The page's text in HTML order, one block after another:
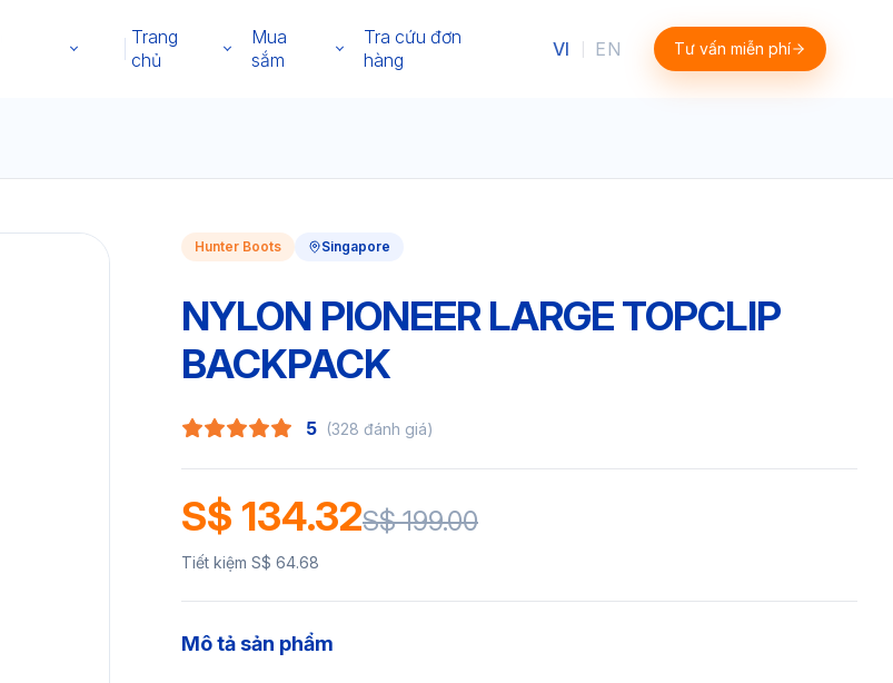
Trang
chủ
Mua
sắm
Tra cứu đơn
hàng
VI EN Tư vấn miễn phí
Hunter Boots Singapore
NYLON PIONEER LARGE TOPCLIP
BACKPACK
5 (328 đánh giá)
S$ 134.32S$ 199.00
Tiết kiệm S$ 64.68
Mô tả sản phẩm